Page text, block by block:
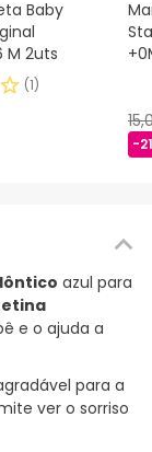
Baby
M 2uts
(1)
-
azul para
e o ajuda a
para a
ver o sorriso